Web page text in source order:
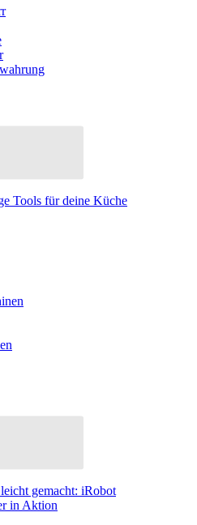
Tools für deine Küche
gemacht: iRobot
in Aktion